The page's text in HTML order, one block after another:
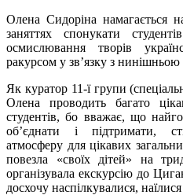
Олена Сидоріна намагається
заняттях спонукати
осмислювання творів
ракурсом у зв’язку з нинішньою
Як куратор 11-ї групи
Олена проводить багато
студентів, бо вважає, що
об’єднати і підтримати,
атмосферу для цікавих
повезла «своїх дітей» на
організувала екскурсію до
досхочу наспілкувалися,